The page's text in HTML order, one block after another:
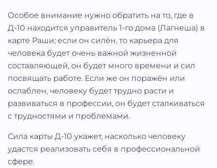
Особое внимание нужно обратить на то, где в
Д-10 находится управитель 1-го дома (Лагнеша) в
карте Раши; если он силён, то карьера для
человека будет очень важной жизненной
составляющей, он будет много времени и сил
посвящать работе. Если же он поражён или
ослаблен, человеку будет трудно расти и
развиваться в профессии, он будет сталкиваться
с трудностями и проблемами.
Сила карты Д-10 укажет, насколько человеку
удастся реализовать себя в профессиональной
сфере.